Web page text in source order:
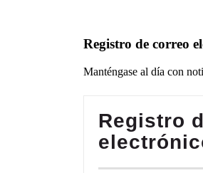
Registro de correo
Manténgase al día con
Registro